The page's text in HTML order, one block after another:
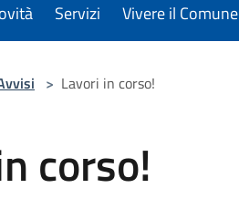
Servizi Vivere il Comune
> Lavori in corso!
corso!